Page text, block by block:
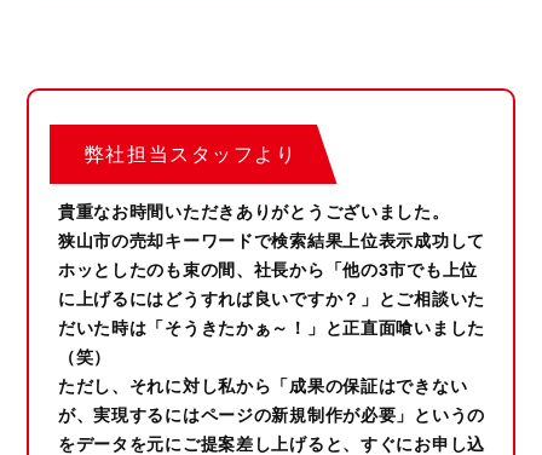
弊社担当スタッフより
貴重なお時間いただきありがとうございました。
狭山市の売却キーワードで検索結果上位表示成功して
ホッとしたのも束の間、社長から「他の3市でも上位
に上げるにはどうすれば良いですか？」とご相談いた
だいた時は「そうきたかぁ～！」と正直面喰いました
（笑）
ただし、それに対し私から「成果の保証はできない
が、実現するにはページの新規制作が必要」というの
をデータを元にご提案差し上げると、すぐにお申し込